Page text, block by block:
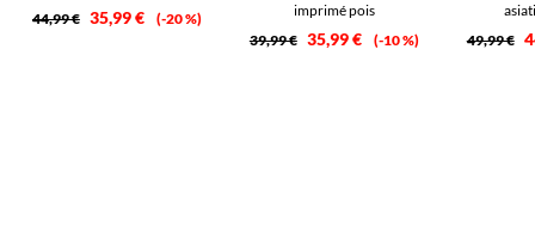
44,99 € 35,99 € -20 %
imprimé pois
39,99 € 35,99 € -10 %
49,99 €